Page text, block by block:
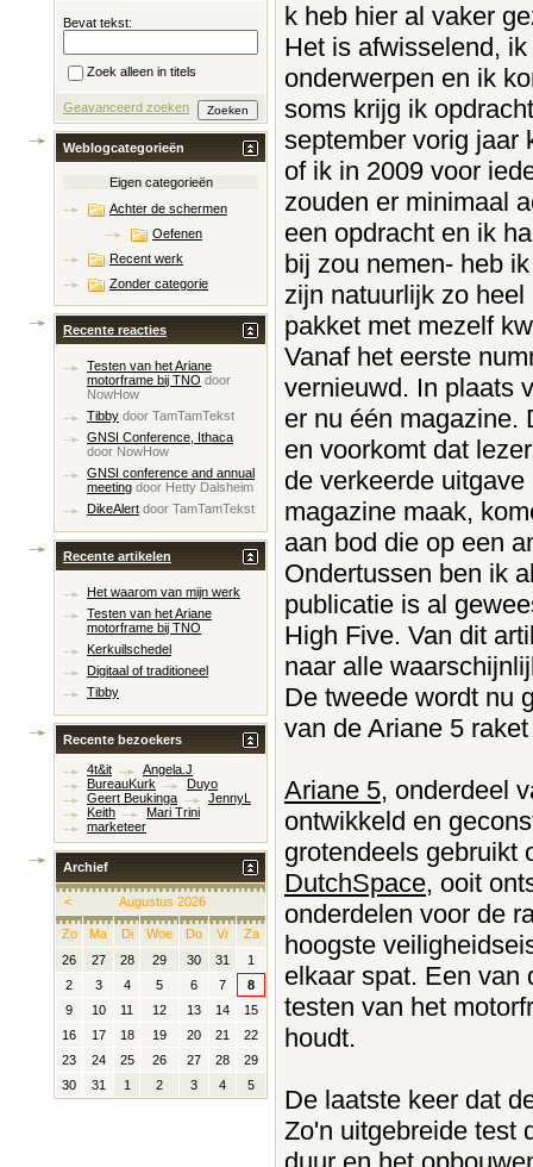
k heb hier al vaker
Het is afwisselend,
onderwerpen en ik
soms krijg ik
september vorig
of ik in 2009 voor
zouden er minimaal
een opdracht en ik
bij zou nemen- heb
zijn natuurlijk zo
pakket met mezelf
Vanaf het eerste
vernieuwd. In plaats
er nu één magazine.
en voorkomt dat
de verkeerde
magazine maak,
aan bod die op een
Ondertussen ben ik
publicatie is al
High Five. Van dit
naar alle
De tweede wordt nu
van de Ariane 5
Ariane 5, onderdeel
ontwikkeld en
grotendeels gebruikt
DutchSpace, ooit
onderdelen voor de
hoogste
elkaar spat. Een van
testen van het
houdt.
De laatste keer dat
Zo'n uitgebreide test
Bevat tekst:
Zoek alleen in titels
Geavanceerd zoeken
Weblogcategorieën
Eigen categorieën
Achter de schermen
Oefenen
Recent werk
Zonder categorie
Recente reacties
Testen van het Ariane
motorframe bij TNO door
NowHow
Tibby door TamTamTekst
GNSI Conference, Ithaca
door NowHow
GNSI conference and annual
meeting door Hetty Dalsheim
DikeAlert door TamTamTekst
Recente artikelen
Het waarom van mijn werk
Testen van het Ariane
motorframe bij TNO
Kerkuilschedel
Digitaal of traditioneel
Tibby
Recente bezoekers
4t&it
Angela.J
BureauKurk
Duyo
Geert Beukinga
JennyL
Keith
Mari Trini
marketeer
Archief
< Augustus 2026
Zo Ma Di Woe Do Vr
Za
26
27 28 29 30 31
1
2
3 4 5 6 7
8
9
10 11 12 13 14
15
16
17 18 19 20 21
22
23
24 25 26 27 28
29
30
31 1 2 3 4 5